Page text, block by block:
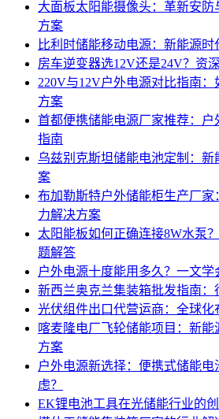
大面板太阳能摄像头：革新安
方案
比利时储能移动电源：新能源
房车逆变器选12V还是24V？资
220V与12V户外电源对比指南
方案
首都便携储能电源厂家推荐：
指南
乌兹别克斯坦储能电池定制：
案
布加勒斯特户外储能柜生产厂
力解决方案
太阳能板如何正确连接8W水泵
题解答
户外电源十度能用多久？一文学
新西兰奥克兰集装箱批发指南：
光伏组件出口代营运商：全球化
喀麦隆电厂飞轮储能项目：新
方案
户外电源新选择：便携式储能
虑？
EK锂电池工具在光储能行业的